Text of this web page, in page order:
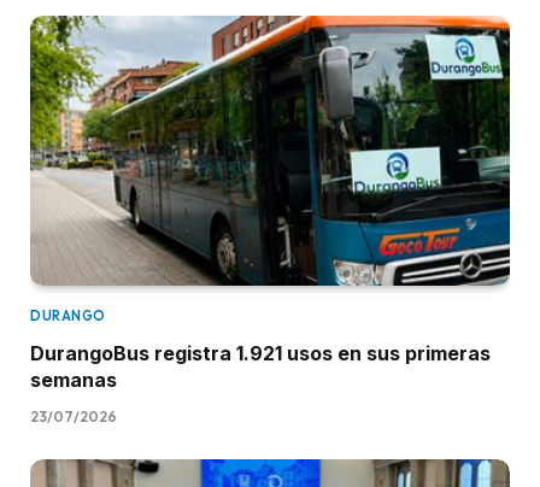
DURANGO
DurangoBus registra 1.921 usos en sus primeras
semanas
23/07/2026